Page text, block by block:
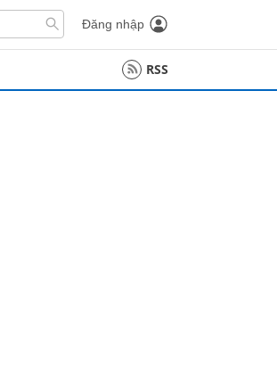
Đăng nhập
RSS